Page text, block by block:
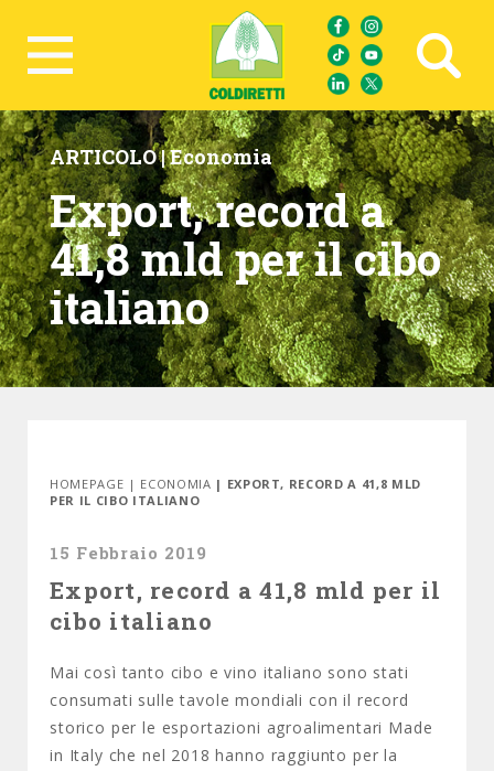
Ricerca avanzata
ARTICOLO |Economia
Export, record a
41,8 mld per il cibo
italiano
HOMEPAGE | ECONOMIA | EXPORT, RECORD A 41,8 MLD
PER IL CIBO ITALIANO
15 Febbraio 2019
Export, record a 41,8 mld per il
cibo italiano
Mai così tanto cibo e vino italiano sono stati
consumati sulle tavole mondiali con il record
storico per le esportazioni agroalimentari Made
in Italy che nel 2018 hanno raggiunto per la